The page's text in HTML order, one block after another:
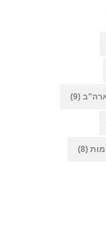
(9)
(8)